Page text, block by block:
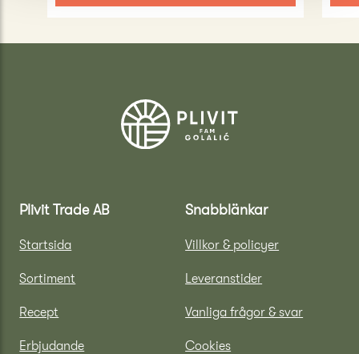
Plivit Trade AB
Startsida
Sortiment
Recept
Erbjudande
Snabblänkar
Villkor & policyer
Leveranstider
Vanliga frågor & svar
Cookies